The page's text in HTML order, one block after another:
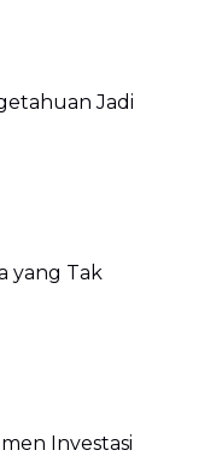
Jadi
yang Tak
Investasi